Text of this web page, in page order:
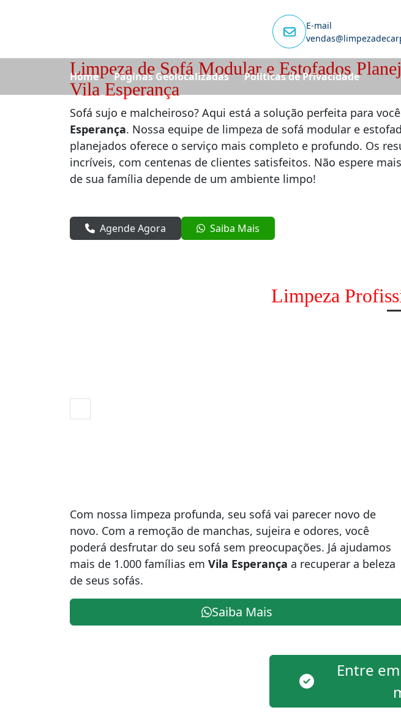
E-mail
Home Páginas Geolocalizadas Politicas de Privacidade
Limpeza de Sofá Modular e Estofados
Vila Esperança
Sofá sujo e malcheiroso? Aqui está a solução perfeita para
Esperança. Nossa equipe de limpeza de sofá modular e
planejados oferece o serviço mais completo e profundo. Os
incríveis, com centenas de clientes satisfeitos. Não espere
de sua família depende de um ambiente limpo!
Agende Agora Saiba Mais
Limpeza
Com nossa limpeza profunda, seu sofá vai parecer novo de
novo. Com a remoção de manchas, sujeira e odores, você
poderá desfrutar do seu sofá sem preocupações. Já ajudamos
mais de 1.000 famílias em Vila Esperança a recuperar a beleza
de seus sofás.
Saiba Mais
Entre